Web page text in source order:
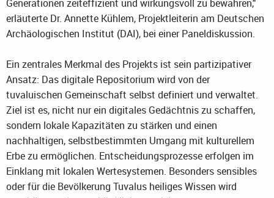
Generationen zeiteffizient und wirkungsvoll zu bewahren,"
erläuterte Dr. Annette Kühlem, Projektleiterin am Deutschen
Archäologischen Institut (DAI), bei einer Paneldiskussion.
Ein zentrales Merkmal des Projekts ist sein partizipativer
Ansatz: Das digitale Repositorium wird von der
tuvaluischen Gemeinschaft selbst definiert und verwaltet.
Ziel ist es, nicht nur ein digitales Gedächtnis zu schaffen,
sondern lokale Kapazitäten zu stärken und einen
nachhaltigen, selbstbestimmten Umgang mit kulturellem
Erbe zu ermöglichen. Entscheidungsprozesse erfolgen im
Einklang mit lokalen Wertesystemen. Besonders sensibles
oder für die Bevölkerung Tuvalus heiliges Wissen wird